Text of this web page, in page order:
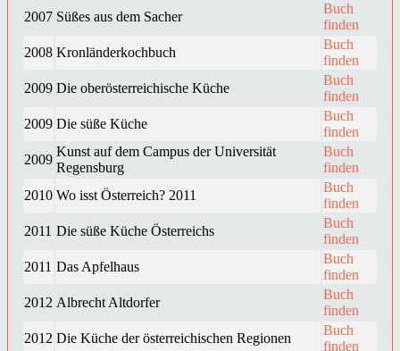
2007 Süßes aus dem Sacher
Buch
finden
2008 Kronländerkochbuch
Buch
finden
2009 Die oberösterreichische Küche
Buch
finden
2009 Die süße Küche
Buch
finden
2009
Kunst auf dem Campus der Universität
Regensburg
Buch
finden
2010 Wo isst Österreich? 2011
Buch
finden
2011 Die süße Küche Österreichs
Buch
finden
2011 Das Apfelhaus
Buch
finden
2012 Albrecht Altdorfer
Buch
finden
2012 Die Küche der österreichischen Regionen
Buch
finden